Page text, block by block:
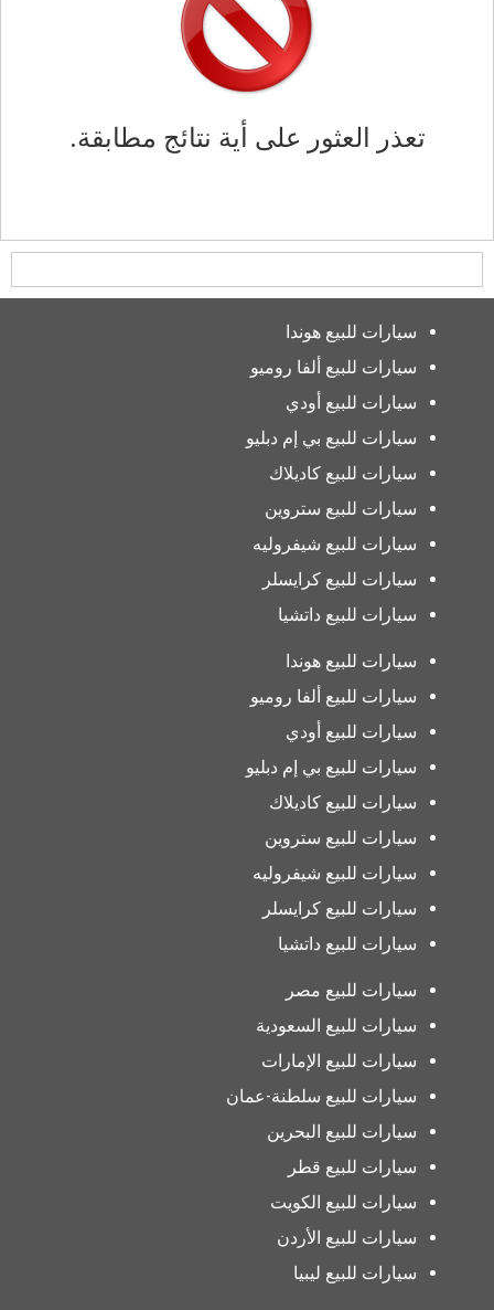
تعذر العثور على أية نتائج مطابقة.
سيارات للبيع هوندا
سيارات للبيع ألفا روميو
سيارات للبيع أودي
سيارات للبيع بي إم دبليو
سيارات للبيع كاديلاك
سيارات للبيع ستروين
سيارات للبيع شيفروليه
سيارات للبيع كرايسلر
سيارات للبيع داتشيا
سيارات للبيع هوندا
سيارات للبيع ألفا روميو
سيارات للبيع أودي
سيارات للبيع بي إم دبليو
سيارات للبيع كاديلاك
سيارات للبيع ستروين
سيارات للبيع شيفروليه
سيارات للبيع كرايسلر
سيارات للبيع داتشيا
سيارات للبيع مصر
سيارات للبيع السعودية
سيارات للبيع الإمارات
سيارات للبيع سلطنة-عمان
سيارات للبيع البحرين
سيارات للبيع قطر
سيارات للبيع الكويت
سيارات للبيع الأردن
سيارات للبيع ليبيا